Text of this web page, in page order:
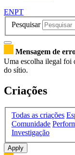
ENPT
Pesquisar
Mensagem de
Uma escolha ilegal foi
do sítio.
Criações
Todas as criações
Comunidade
Investigação
Apply